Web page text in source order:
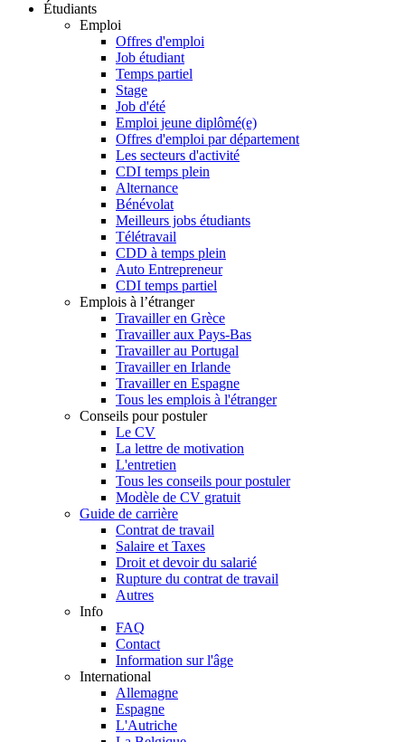
Étudiants
Emploi
Offres d'emploi
Job étudiant
Temps partiel
Stage
Job d'été
Emploi jeune diplômé(e)
Offres d'emploi par département
Les secteurs d'activité
CDI temps plein
Alternance
Bénévolat
Meilleurs jobs étudiants
Télétravail
CDD à temps plein
Auto Entrepreneur
CDI temps partiel
Emplois à l’étranger
Travailler en Grèce
Travailler aux Pays-Bas
Travailler au Portugal
Travailler en Irlande
Travailler en Espagne
Tous les emplois à l'étranger
Conseils pour postuler
Le CV
La lettre de motivation
L'entretien
Tous les conseils pour postuler
Modèle de CV gratuit
Guide de carrière
Contrat de travail
Salaire et Taxes
Droit et devoir du salarié
Rupture du contrat de travail
Autres
Info
FAQ
Contact
Information sur l'âge
International
Allemagne
Espagne
L'Autriche